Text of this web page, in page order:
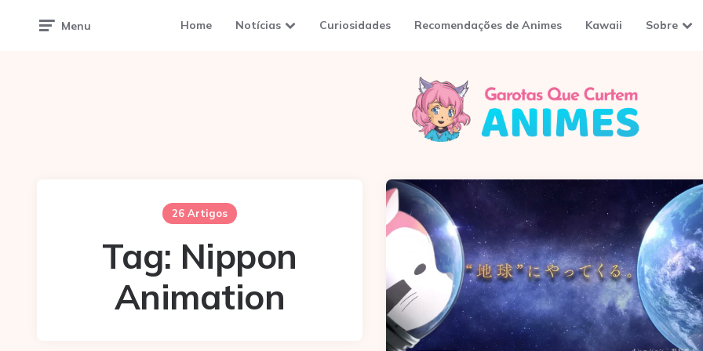
Menu Home Notícias Curiosidades Recomendações de Animes Kawaii Sobre
26 Artigos
Tag: Nippon
Animation